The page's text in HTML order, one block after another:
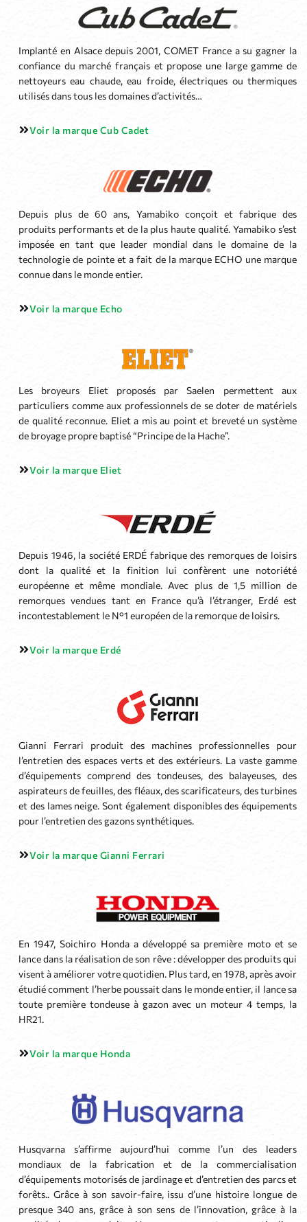
Implanté en Alsace depuis 2001, COMET France a su gagner la
confiance du marché français et propose une large gamme de
nettoyeurs eau chaude, eau froide, électriques ou thermiques
utilisés dans tous les domaines d’activités…
Voir la marque Cub Cadet
Depuis plus de 60 ans, Yamabiko conçoit et fabrique des
produits performants et de la plus haute qualité. Yamabiko s’est
imposée en tant que leader mondial dans le domaine de la
technologie de pointe et a fait de la marque ECHO une marque
connue dans le monde entier.
Voir la marque Echo
Les broyeurs Eliet proposés par Saelen permettent aux
particuliers comme aux professionnels de se doter de matériels
de qualité reconnue. Eliet a mis au point et breveté un système
de broyage propre baptisé “Principe de la Hache”.
Voir la marque Eliet
Depuis 1946, la société ERDÉ fabrique des remorques de loisirs
dont la qualité et la finition lui confèrent une notoriété
européenne et même mondiale. Avec plus de 1,5 million de
remorques vendues tant en France qu’à l’étranger, Erdé est
incontestablement le N°1 européen de la remorque de loisirs.
Voir la marque Erdé
Gianni Ferrari produit des machines professionnelles pour
l’entretien des espaces verts et des extérieurs. La vaste gamme
d’équipements comprend des tondeuses, des balayeuses, des
aspirateurs de feuilles, des fléaux, des scarificateurs, des turbines
et des lames neige. Sont également disponibles des équipements
pour l’entretien des gazons synthétiques.
Voir la marque Gianni Ferrari
En 1947, Soichiro Honda a développé sa première moto et se
lance dans la réalisation de son rêve : développer des produits qui
visent à améliorer votre quotidien. Plus tard, en 1978, après avoir
étudié comment l’herbe poussait dans le monde entier, il lance sa
toute première tondeuse à gazon avec un moteur 4 temps, la
HR21.
Voir la marque Honda
Husqvarna s’affirme aujourd’hui comme l’un des leaders
mondiaux de la fabrication et de la commercialisation
d’équipements motorisés de jardinage et d’entretien des parcs et
forêts.. Grâce à son savoir-faire, issu d’une histoire longue de
presque 340 ans, grâce à son sens de l’innovation, grâce à la